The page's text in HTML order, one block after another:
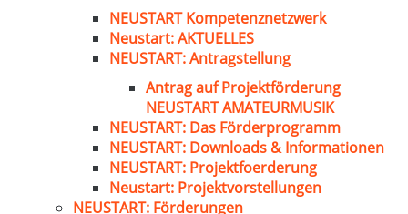
NEUSTART Kompetenznetzwerk
Neustart: AKTUELLES
NEUSTART: Antragstellung
Antrag auf Projektförderung
NEUSTART AMATEURMUSIK
NEUSTART: Das Förderprogramm
NEUSTART: Downloads & Informationen
NEUSTART: Projektfoerderung
Neustart: Projektvorstellungen
NEUSTART: Förderungen